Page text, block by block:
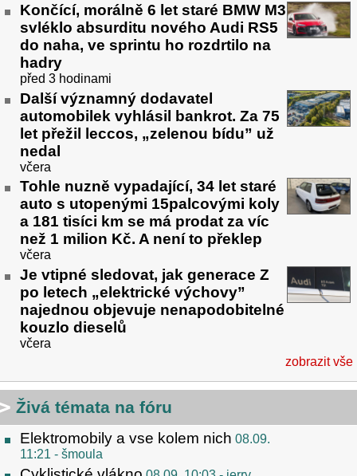
Končící, morálně 6 let staré BMW M3
svléklo absurditu nového Audi RS5
do naha, ve sprintu ho rozdrtilo na
hadry
před 3 hodinami
Další významný dodavatel
automobilek vyhlásil bankrot. Za 75
let přežil leccos, „zelenou bídu” už
nedal
včera
Tohle nuzně vypadající, 34 let staré
auto s utopenými 15palcovými koly
a 181 tisíci km se má prodat za víc
než 1 milion Kč. A není to překlep
včera
Je vtipné sledovat, jak generace Z
po letech „elektrické výchovy”
najednou objevuje nenapodobitelné
kouzlo dieselů
včera
zobrazit vše
Živá témata na fóru
Elektromobily a vse kolem nich 08.09.
11:21 - šmoula